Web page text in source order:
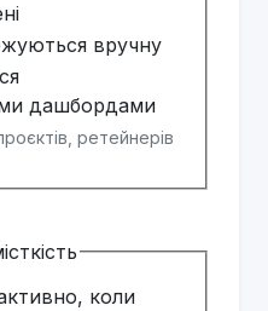
вручну
дашбордами
ретейнерів
коли